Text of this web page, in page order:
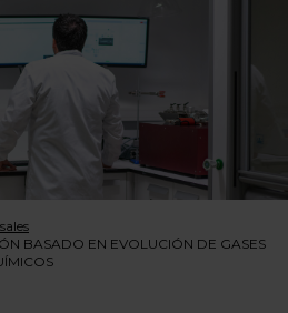
BASADO EN EVOLUCIÓN DE GASES